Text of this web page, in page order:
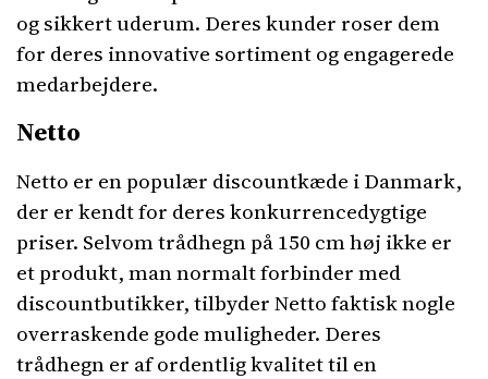
og sikkert uderum. Deres kunder roser dem
for deres innovative sortiment og engagerede
medarbejdere.
Netto
Netto er en populær discountkæde i Danmark,
der er kendt for deres konkurrencedygtige
priser. Selvom trådhegn på 150 cm høj ikke er
et produkt, man normalt forbinder med
discountbutikker, tilbyder Netto faktisk nogle
overraskende gode muligheder. Deres
trådhegn er af ordentlig kvalitet til en